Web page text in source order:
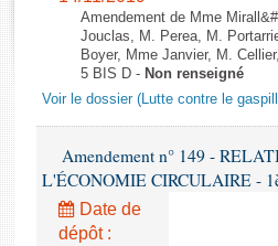
Rapports d'enquête
Rapports législatifs
Rapports sur l'application des lois
Baromètre de l’application des lois
Dossiers législatifs
Budget et sécurité sociale
Questions écrites et orales
Comptes rendus des débats
Amendement de Mme
Jouclas, M. Perea, M.
Boyer, Mme Janvier, M.
5 BIS D - Non renseigné
Voir le dossier (Lutte contre le
Amendement n° 149 -
L'ÉCONOMIE CIRCULAIRE -
Date de
dépôt :